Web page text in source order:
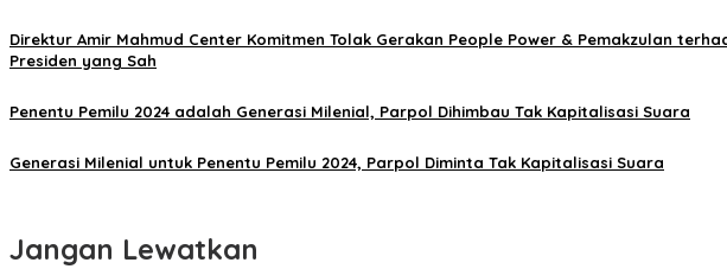
Direktur Amir Mahmud Center Komitmen Tolak Gerakan People Power & Pemakzulan
Presiden yang Sah
Penentu Pemilu 2024 adalah Generasi Milenial, Parpol Dihimbau Tak Kapitalisasi Suara
Generasi Milenial untuk Penentu Pemilu 2024, Parpol Diminta Tak Kapitalisasi Suara
Jangan Lewatkan